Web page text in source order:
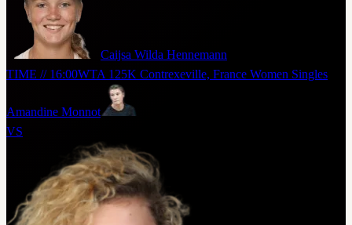
Caijsa Wilda Hennemann
TIME // 16:00WTA 125K Contrexeville, France Women Singles
Amandine Monnot
VS